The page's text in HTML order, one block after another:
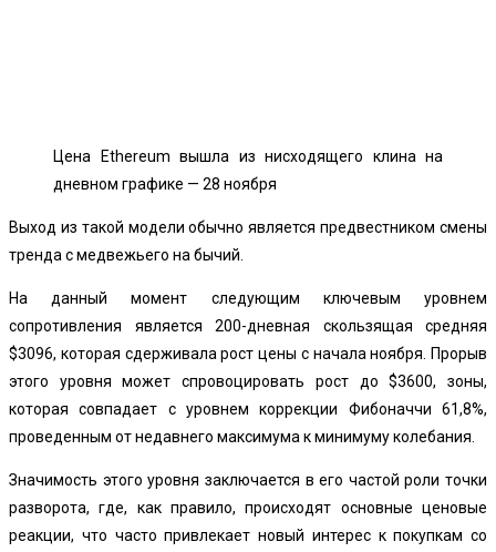
Цена Ethereum вышла из нисходящего клина на
дневном графике — 28 ноября
Выход из такой модели обычно является предвестником смены
тренда с медвежьего на бычий.
На данный момент следующим ключевым уровнем
сопротивления является 200-дневная скользящая средняя
$3096, которая сдерживала рост цены с начала ноября. Прорыв
этого уровня может спровоцировать рост до $3600, зоны,
которая совпадает с уровнем коррекции Фибоначчи 61,8%,
проведенным от недавнего максимума к минимуму колебания.
Значимость этого уровня заключается в его частой роли точки
разворота, где, как правило, происходят основные ценовые
реакции, что часто привлекает новый интерес к покупкам со